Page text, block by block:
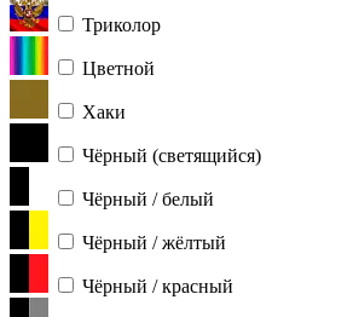
Триколор
Цветной
Хаки
Чёрный (светящийся)
Чёрный / белый
Чёрный / жёлтый
Чёрный / красный